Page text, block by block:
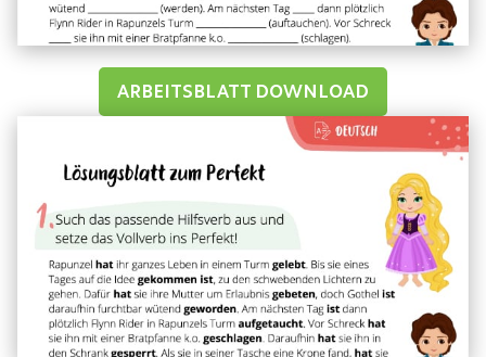
ARBEITSBLATT DOWNLOAD